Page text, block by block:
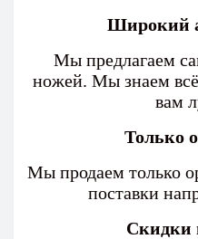
Широкий
Мы предлагаем
ножей. Мы знаем
вам
Только
Мы продаем только
поставки
Скидки